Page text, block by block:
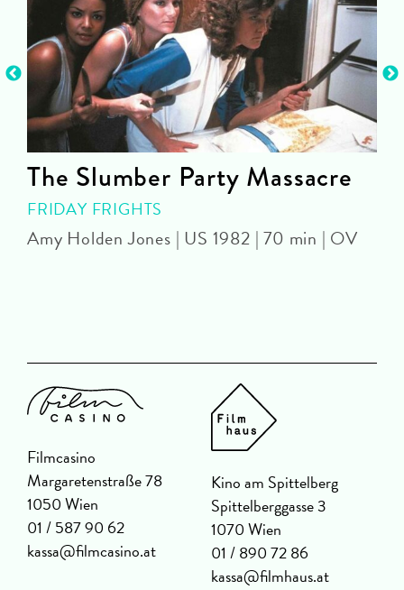
The Slumber Party Massacre
FRIDAY FRIGHTS
Amy Holden Jones | US 1982 | 70 min | OV
Filmcasino
Margaretenstraße 78
1050 Wien
01 / 587 90 62
kassa@filmcasino.at
Kino am Spittelberg
Spittelberggasse 3
1070 Wien
01 / 890 72 86
kassa@filmhaus.at